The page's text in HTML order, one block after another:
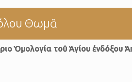
Θωμᾶ
Ὁμολογία τοῦ Ἁγίου ἐνδόξου